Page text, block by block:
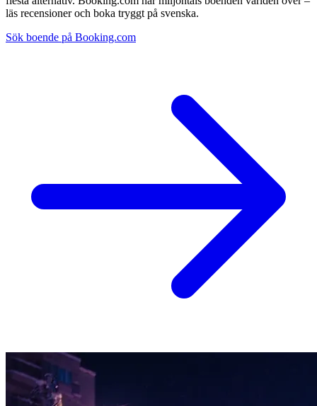
läs recensioner och boka tryggt på svenska.
Sök boende på Booking.com